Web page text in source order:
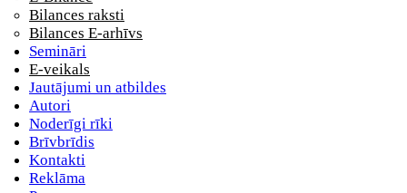
Bilances raksti
Bilances E-arhīvs
Semināri
E-veikals
Jautājumi un atbildes
Autori
Noderīgi rīki
Brīvbrīdis
Kontakti
Reklāma